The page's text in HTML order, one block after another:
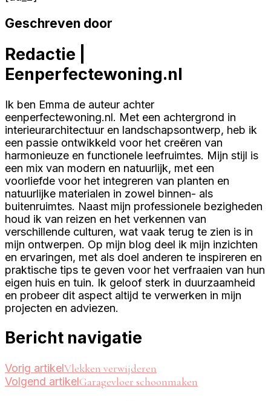
Geschreven door
Redactie |
Eenperfectewoning.nl
Ik ben Emma de auteur achter
eenperfectewoning.nl. Met een achtergrond in
interieurarchitectuur en landschapsontwerp, heb ik
een passie ontwikkeld voor het creëren van
harmonieuze en functionele leefruimtes. Mijn stijl is
een mix van modern en natuurlijk, met een
voorliefde voor het integreren van planten en
natuurlijke materialen in zowel binnen- als
buitenruimtes. Naast mijn professionele bezigheden
houd ik van reizen en het verkennen van
verschillende culturen, wat vaak terug te zien is in
mijn ontwerpen. Op mijn blog deel ik mijn inzichten
en ervaringen, met als doel anderen te inspireren en
praktische tips te geven voor het verfraaien van hun
eigen huis en tuin. Ik geloof sterk in duurzaamheid
en probeer dit aspect altijd te verwerken in mijn
projecten en adviezen.
Bericht navigatie
Vorig artikelVlekken verwijderen
Volgend artikelGaragevloer schoonmaken